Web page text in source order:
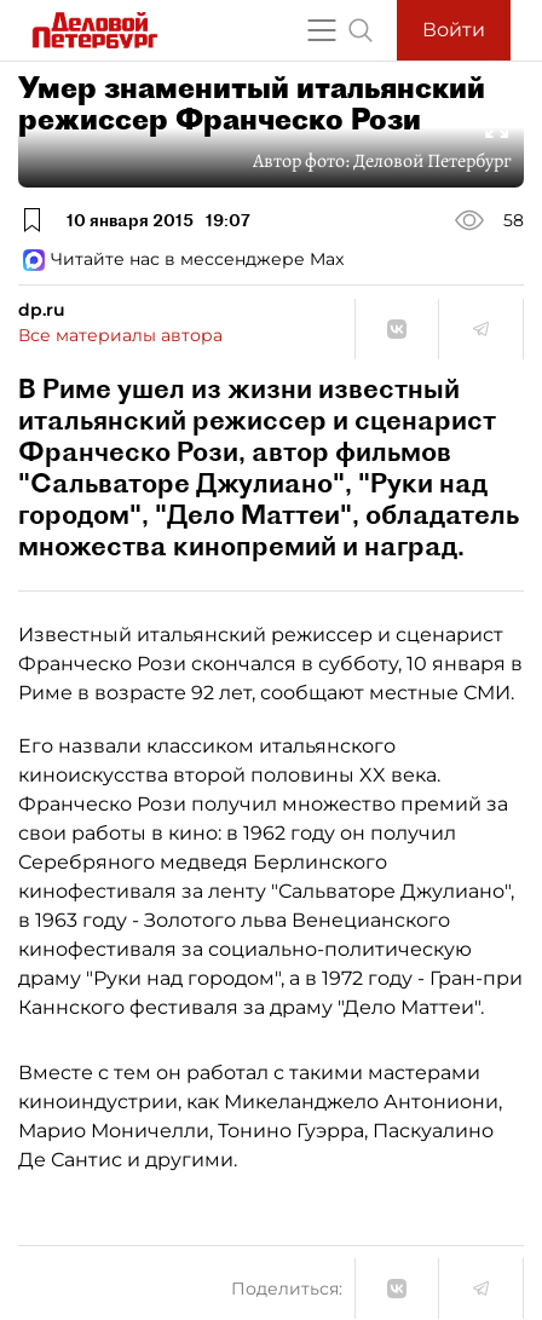
Войти
Умер знаменитый итальянский
режиссер Франческо Рози
Автор фото:Деловой Петербург
10 января 2015 19:07
58
Читайте нас в мессенджере Max
dp.ru
Все материалы автора
В Риме ушел из жизни известный
итальянский режиссер и сценарист
Франческо Рози, автор фильмов
"Сальваторе Джулиано", "Руки над
городом", "Дело Маттеи", обладатель
множества кинопремий и наград.
Известный итальянский режиссер и сценарист
Франческо Рози скончался в субботу, 10 января в
Риме в возрасте 92 лет, сообщают местные СМИ.
Его назвали классиком итальянского
киноискусства второй половины XX века.
Франческо Рози получил множество премий за
свои работы в кино: в 1962 году он получил
Серебряного медведя Берлинского
кинофестиваля за ленту "Сальваторе Джулиано",
в 1963 году - Золотого льва Венецианского
кинофестиваля за социально-политическую
драму "Руки над городом", а в 1972 году - Гран-при
Каннского фестиваля за драму "Дело Маттеи".
Вместе с тем он работал с такими мастерами
киноиндустрии, как Микеланджело Антониони,
Марио Моничелли, Тонино Гуэрра, Паскуалино
Де Сантис и другими.
Поделиться: